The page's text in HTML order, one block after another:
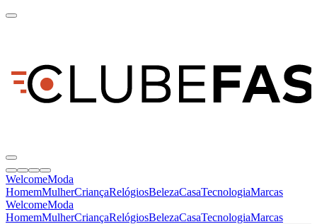
WelcomeModa
HomemMulherCriançaRelógiosBelezaCasaTecnologiaMarcas
WelcomeModa
HomemMulherCriançaRelógiosBelezaCasaTecnologiaMarcas